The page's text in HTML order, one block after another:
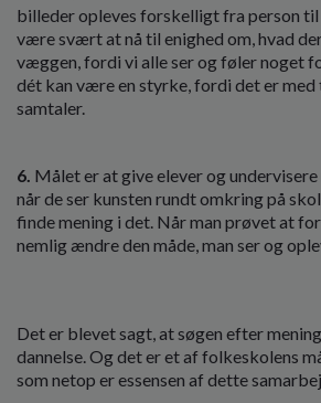
billeder opleves forskelligt fra person til
være svært at nå til enighed om, hvad
væggen, fordi vi alle ser og føler noget
dét kan være en styrke, fordi det er
samtaler.
6. Målet er at give elever og
når de ser kunsten rundt omkring på
finde mening i det. Når man prøvet at
nemlig ændre den måde, man ser og
Det er blevet sagt, at søgen efter
dannelse. Og det er et af folkeskolens
som netop er essensen af dette